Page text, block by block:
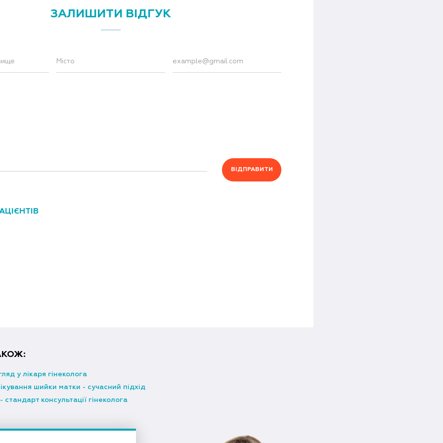
ЗАЛИШИТИ ВІДГУК
ВІДПРАВИТИ
у лікаря гінеколога
шийки матки - сучасний підхід
консультації гінеколога